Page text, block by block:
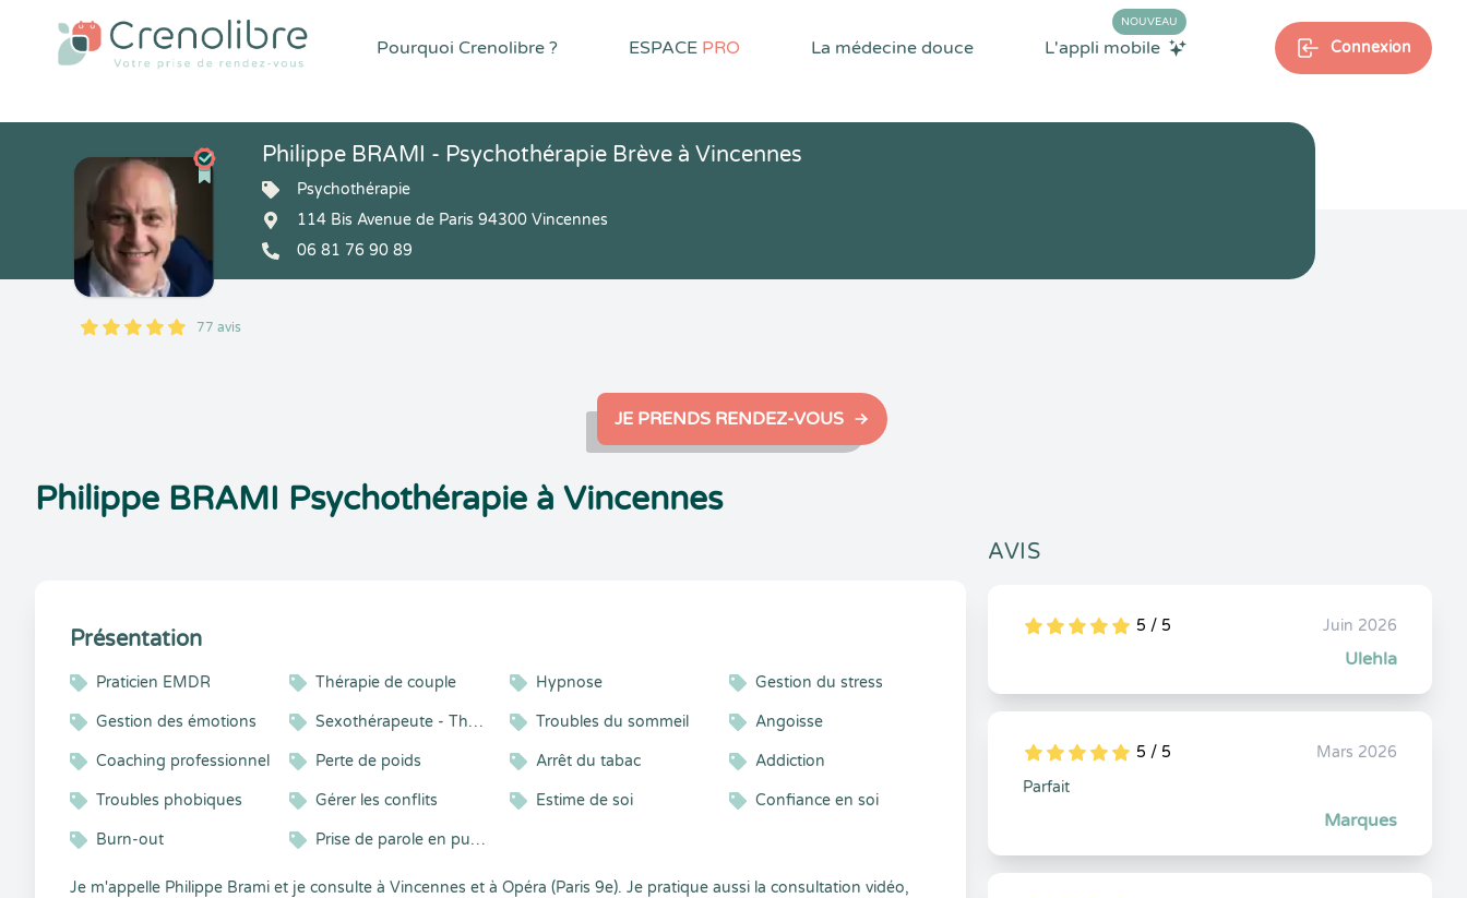
Pourquoi Crenolibre ? ESPACE PRO La médecine douce L'appli mobile
NOUVEAU
Connexion
5
1
5
77 77 avis
Philippe BRAMI - Psychothérapie Brève à Vincennes
Psychothérapie
114 Bis Avenue de Paris 94300 Vincennes
06 81 76 90 89
JE PRENDS RENDEZ-VOUS
Philippe BRAMI Psychothérapie à Vincennes
Présentation
Praticien EMDR Thérapie de couple Hypnose Gestion du stress
Gestion des émotions Sexothérapeute - Thérapeute de couple - Hypnothérapeute Troubles du sommeil Angoisse
Coaching professionnel Perte de poids Arrêt du tabac Addiction
Troubles phobiques Gérer les conflits Estime de soi Confiance en soi
Burn-out Prise de parole en public
Je m'appelle Philippe Brami et je consulte à Vincennes et à Opéra (Paris 9e). Je pratique aussi la consultation vidéo,
AVIS
5
1
5
0 5 / 5 Juin 2026
Ulehla
5
1
5
0 5 / 5
Mars 2026
Parfait
Marques